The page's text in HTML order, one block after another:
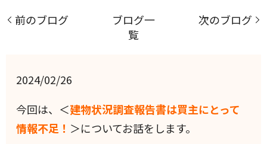
前のブログ
ブログ一
覧
次のブログ
2024/02/26
今回は、＜建物状況調査報告書は買主にとって
情報不足！ ＞についてお話をします。